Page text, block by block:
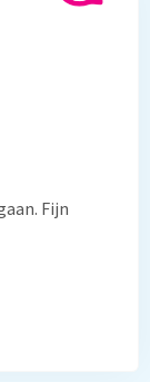
Fijn